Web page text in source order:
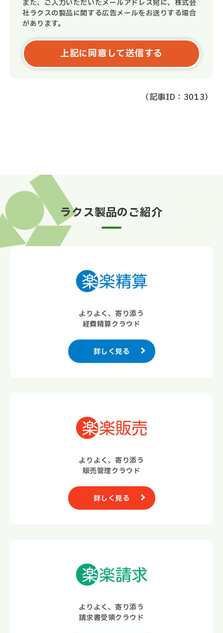
また、ご入力いただいたメールアドレス宛に、株式会
社ラクスの製品に関する広告メールをお送りする場合
があります。
（記事ID：3013）
ラクス製品のご紹介
よりよく、寄り添う
経費精算クラウド
詳しく見る
よりよく、寄り添う
販売管理クラウド
詳しく見る
よりよく、寄り添う
請求書受領クラウド